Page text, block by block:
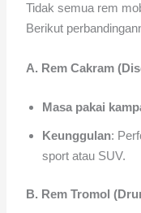
Tidak semua rem
Berikut
A. Rem Cakram
Masa pakai
Keunggulan:
sport atau SUV.
B. Rem Tromol